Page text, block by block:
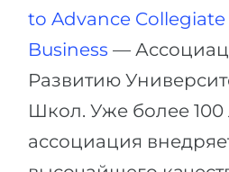
100%
Наши студенты
КОНСУЛЬТАЦИЯ!
Армения
Другая страна
ЗАПИСАТЬСЯ НА
to Advance
Business —
Развитию
Школ. Уже более 100
ассоциация